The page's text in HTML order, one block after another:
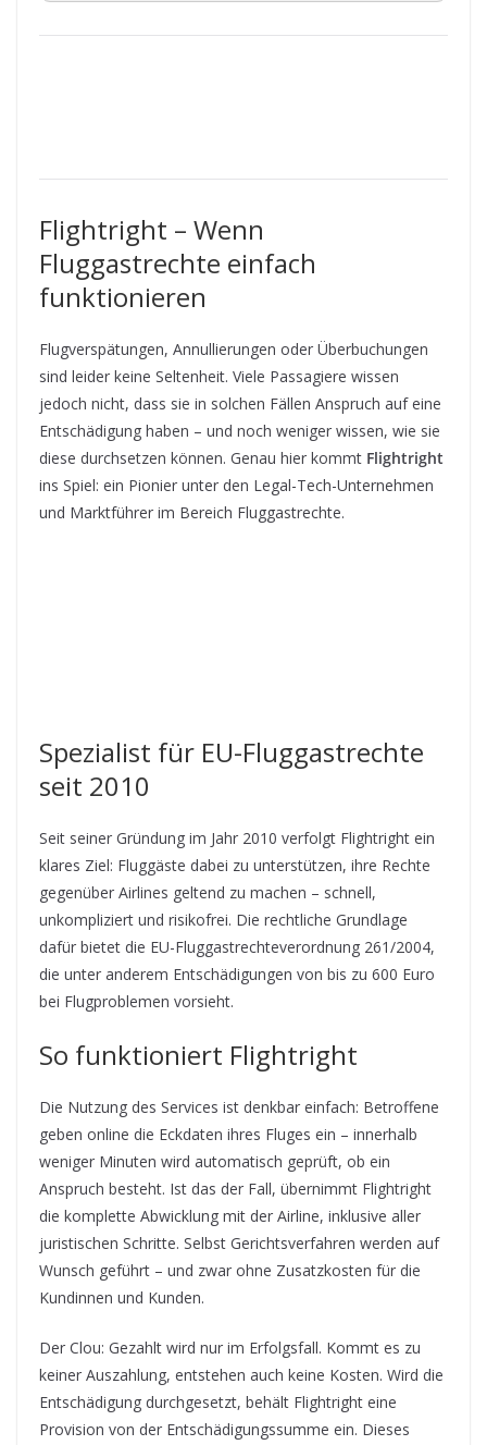
Flightright – Wenn
Fluggastrechte einfach
funktionieren
Flugverspätungen, Annullierungen oder Überbuchungen
sind leider keine Seltenheit. Viele Passagiere wissen
jedoch nicht, dass sie in solchen Fällen Anspruch auf eine
Entschädigung haben – und noch weniger wissen, wie sie
diese durchsetzen können. Genau hier kommt Flightright
ins Spiel: ein Pionier unter den Legal-Tech-Unternehmen
und Marktführer im Bereich Fluggastrechte.
Spezialist für EU-Fluggastrechte
seit 2010
Seit seiner Gründung im Jahr 2010 verfolgt Flightright ein
klares Ziel: Fluggäste dabei zu unterstützen, ihre Rechte
gegenüber Airlines geltend zu machen – schnell,
unkompliziert und risikofrei. Die rechtliche Grundlage
dafür bietet die EU-Fluggastrechteverordnung 261/2004,
die unter anderem Entschädigungen von bis zu 600 Euro
bei Flugproblemen vorsieht.
So funktioniert Flightright
Die Nutzung des Services ist denkbar einfach: Betroffene
geben online die Eckdaten ihres Fluges ein – innerhalb
weniger Minuten wird automatisch geprüft, ob ein
Anspruch besteht. Ist das der Fall, übernimmt Flightright
die komplette Abwicklung mit der Airline, inklusive aller
juristischen Schritte. Selbst Gerichtsverfahren werden auf
Wunsch geführt – und zwar ohne Zusatzkosten für die
Kundinnen und Kunden.
Der Clou: Gezahlt wird nur im Erfolgsfall. Kommt es zu
keiner Auszahlung, entstehen auch keine Kosten. Wird die
Entschädigung durchgesetzt, behält Flightright eine
Provision von der Entschädigungssumme ein. Dieses